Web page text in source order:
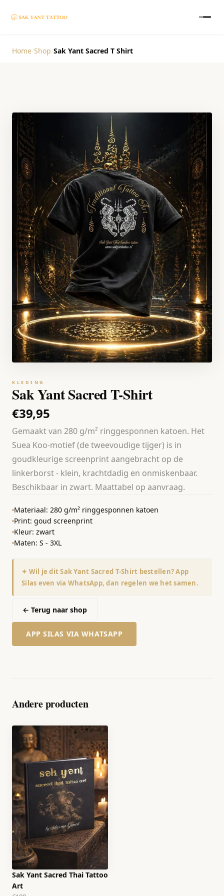
Home Shop Sak Yant Sacred T Shirt
KLEDING
Sak Yant Sacred T-Shirt
€39,95
Gemaakt van 280 g/m² ringgesponnen katoen. Het
Suea Koo-motief (de tweevoudige tijger) is in
goudkleurige screenprint aangebracht op de
linkerborst - klein, krachtdadig en onmiskenbaar.
Beschikbaar in zwart. Maattabel op aanvraag.
Materiaal: 280 g/m² ringgesponnen katoen
Print: goud screenprint
Kleur: zwart
Maten: S - 3XL
✦ Wil je dit Sak Yant Sacred T-Shirt bestellen? App
Silas even via WhatsApp, dan regelen we het samen.
← Terug naar shop
APP SILAS VIA WHATSAPP
Andere producten
Sak Yant Sacred Thai Tattoo
Art